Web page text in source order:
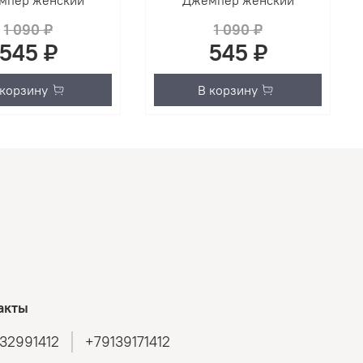
1 090 ₽
₽
1 090 ₽
545 ₽
В корзину
+79139171412